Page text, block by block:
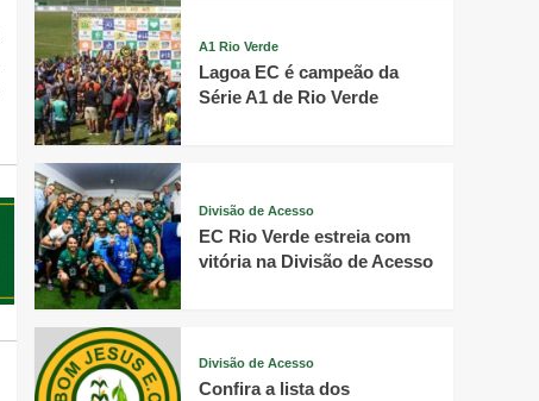
A1 Rio Verde
Lagoa EC é campeão da
Série A1 de Rio Verde
Divisão de Acesso
EC Rio Verde estreia com
vitória na Divisão de Acesso
Divisão de Acesso
Confira a lista dos